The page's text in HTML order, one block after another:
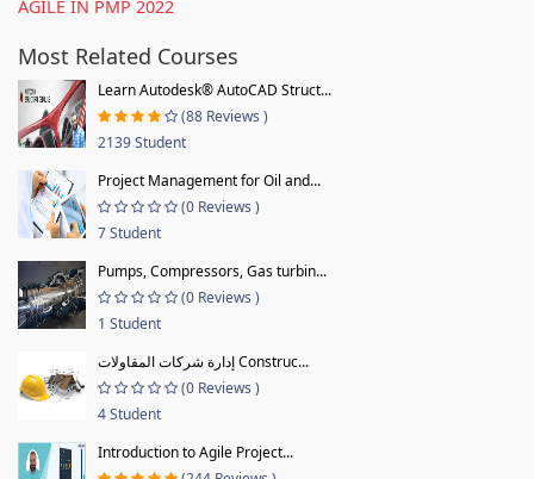
AGILE IN PMP 2022
Most Related Courses
Learn Autodesk® AutoCAD Struct...
(88 Reviews )
2139 Student
Project Management for Oil and...
(0 Reviews )
7 Student
Pumps, Compressors, Gas turbin...
(0 Reviews )
1 Student
إدارة شركات المقاولات Construc...
(0 Reviews )
4 Student
Introduction to Agile Project...